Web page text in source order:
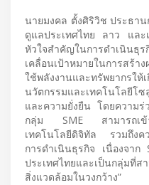
นายมงคล ตั้งศิริวิช ประธาน
ดูแลประเทศไทย ลาว และ
หัวใจสำคัญในการดำเนินธุร
เคลื่อนเป้าหมายในการสร้า
ใช้พลังงานและทรัพยากรใ
นวัตกรรมและเทคโนโลยีโซ
และความยั่งยืน โดยความ
กลุ่ม SME สามารถเข้าถึ
เทคโนโลยีดิจิทัล รวมถึงค
การดำเนินธุรกิจ เนื่องจาก
ประเทศไทยและเป็นกลุ่มที่ส
สิ่งแวดล้อมในวงกว้าง”